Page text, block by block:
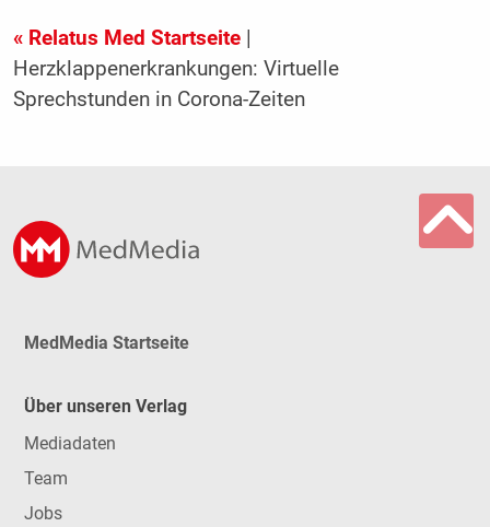
« Relatus Med Startseite|
Herzklappenerkrankungen: Virtuelle
Sprechstunden in Corona-Zeiten
MedMedia Startseite
Über unseren Verlag
Mediadaten
Team
Jobs